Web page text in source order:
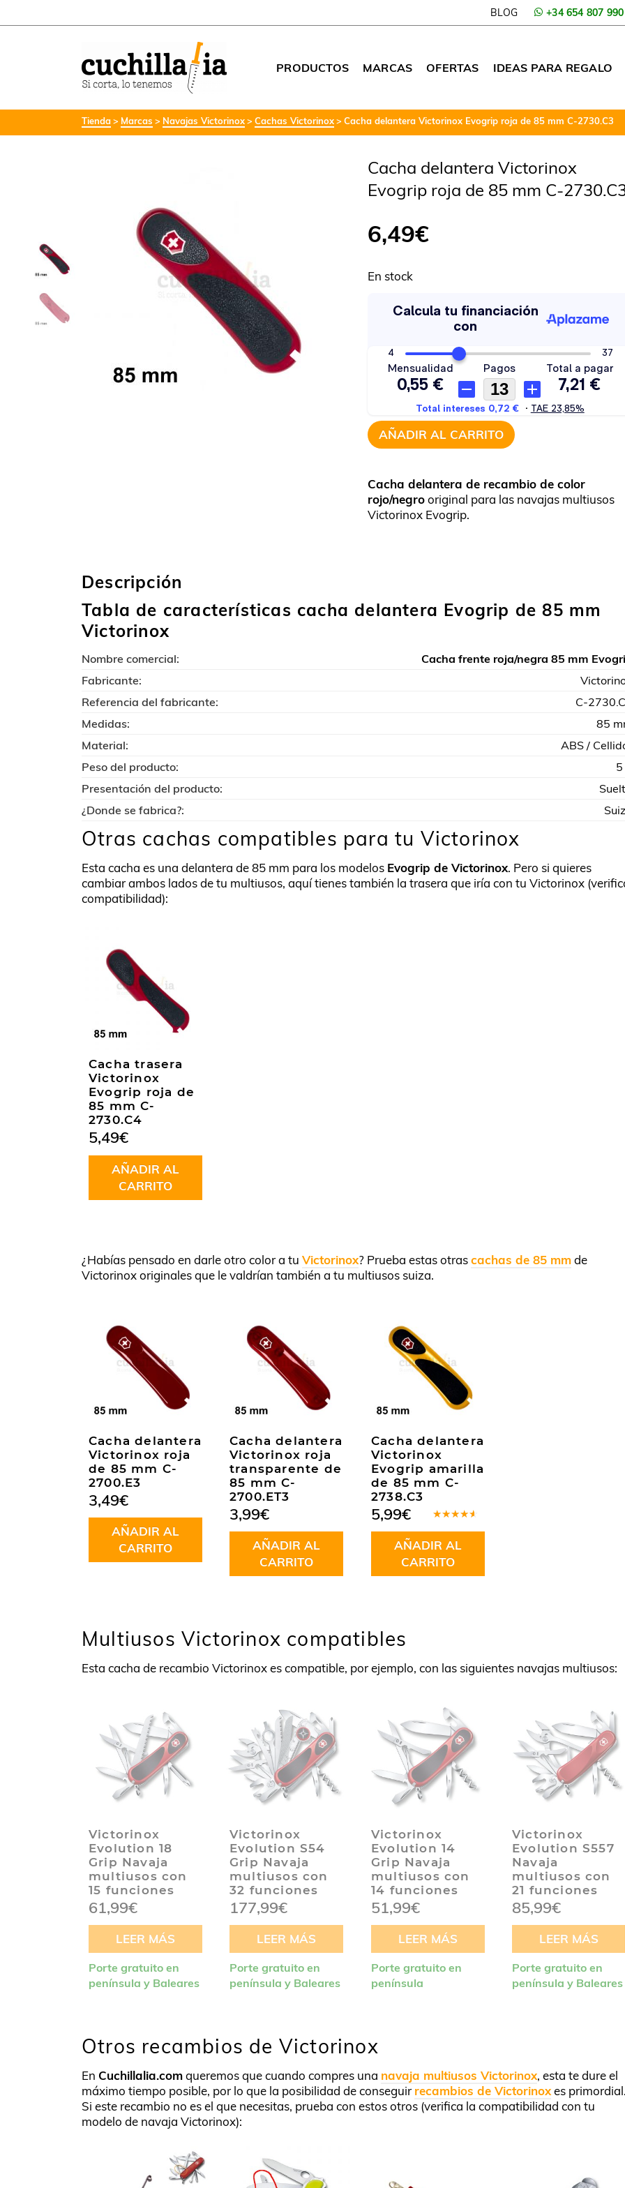
BLOG +34 654 807 990
PRODUCTOS MARCAS OFERTAS IDEAS PARA REGALO
Tienda Marcas Navajas Victorinox Cachas Victorinox Cacha delantera Victorinox Evogrip roja de 85 mm C-2730.C3
Cacha delantera Victorinox
Evogrip roja de 85 mm C-
6,49€
En stock
AÑADIR AL CARRITO
Cacha delantera de recambio de color
rojo/negrooriginal para las navajas multiusos
Victorinox Evogrip.
Descripción
Tabla de características cacha delantera Evogrip de 85 mm
Victorinox
Nombre comercial:
Cacha frente roja/negra 85 mm
Fabricante:
Referencia del fabricante:
C-
Medidas:
85
Material:
ABS /
Peso del producto:
Presentación del producto:
¿Donde se fabrica?:
Otras cachas compatibles para tu Victorinox
Esta cacha es una delantera de 85 mm para los modelos Evogrip de Victorinox. Pero si quieres
cambiar ambos lados de tu multiusos, aquí tienes también la trasera que iría con tu Victorinox
compatibilidad):
Cacha trasera
Victorinox
Evogrip roja de
85 mm C-
2730.C4
5,49€
AÑADIR AL
CARRITO
¿Habías pensado en darle otro color a tu Victorinox? Prueba estas otrascachas de 85 mmde
Victorinox originales que le valdrían también a tu multiusos suiza.
Cacha delantera
Victorinox roja
de 85 mm C-
2700.E3
3,49€
AÑADIR AL
CARRITO
Cacha delantera
Victorinox roja
transparente de
85 mm C-
2700.ET3
3,99€
AÑADIR AL
CARRITO
Cacha delantera
Victorinox
Evogrip amarilla
de 85 mm C-
2738.C3
en4.00
de 5
5,99€
AÑADIR AL
CARRITO
Multiusos Victorinox compatibles
Esta cacha de recambio Victorinox es compatible, por ejemplo, con las siguientes navajas multiusos:
Victorinox
Evolution 18
Grip Navaja
multiusos con
15 funciones
61,99€
LEER MÁS
Porte gratuito en
península y Baleares
Victorinox
Evolution S54
Grip Navaja
multiusos con
32 funciones
177,99€
LEER MÁS
Porte gratuito en
península y Baleares
Victorinox
Evolution 14
Grip Navaja
multiusos con
14 funciones
51,99€
LEER MÁS
Porte gratuito en
península
Victorinox
Evolution S557
Navaja
multiusos con
21 funciones
85,99€
LEER MÁS
Porte gratuito en
península y Baleares
Otros recambios de Victorinox
En Cuchillalia.comqueremos que cuando compres una navaja multiusos Victorinox, esta te dure el
máximo tiempo posible, por lo que la posibilidad de conseguir recambios de Victorinoxes primordial.
Si este recambio no es el que necesitas, prueba con estos otros (verifica la compatibilidad con tu
modelo de navaja Victorinox):